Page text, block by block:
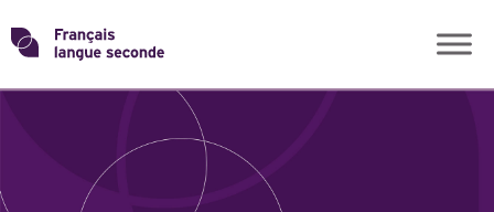
Skip
toTransformons
THÈMES